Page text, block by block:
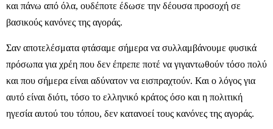
και πάνω από όλα, ουδέποτε έδωσε την δέουσα προσοχή σε
βασικούς κανόνες της αγοράς.
Σαν αποτελέσματα φτάσαμε σήμερα να συλλαμβάνουμε φυσικά
πρόσωπα για χρέη που δεν έπρεπε ποτέ να γιγαντωθούν τόσο πολύ
και που σήμερα είναι αδύνατον να εισπραχτούν. Και ο λόγος για
αυτό είναι διότι, τόσο το ελληνικό κράτος όσο και η πολιτική
ηγεσία αυτού του τόπου, δεν κατανοεί τους κανόνες της αγοράς.